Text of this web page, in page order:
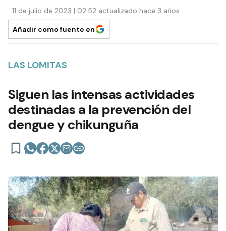
11 de julio de 2023 | 02:52 actualizado hace 3 años
Añadir como fuente en
LAS LOMITAS
Siguen las intensas actividades
destinadas a la prevención del
dengue y chikunguña